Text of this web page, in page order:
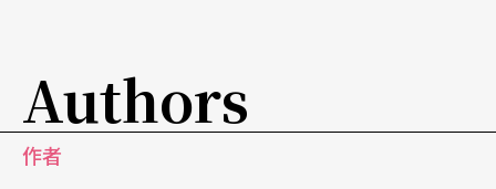
剝削了原住民？原住民篡改了希臘悲劇？
以筆者企劃、編劇、與大陸導演共同導演的《TSO
U．伊底帕斯
Authors
作者